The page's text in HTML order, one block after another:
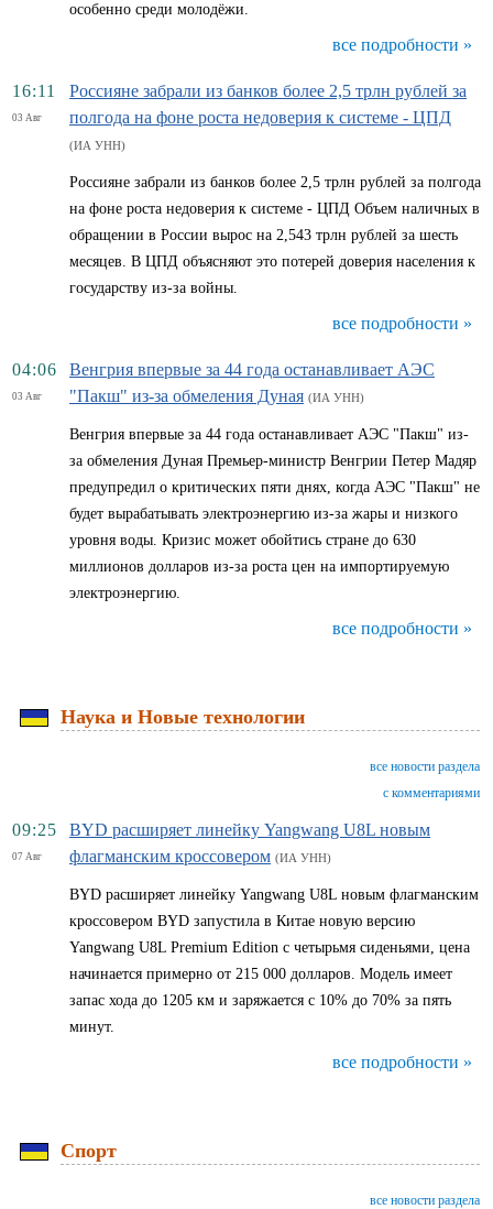
особенно среди молодёжи.
все подробности »
16:11
03 Авг
Россияне забрали из банков более 2,5 трлн рублей за
полгода на фоне роста недоверия к системе - ЦПД
(ИА УНН)
Россияне забрали из банков более 2,5 трлн рублей за полгода
на фоне роста недоверия к системе - ЦПД Объем наличных в
обращении в России вырос на 2,543 трлн рублей за шесть
месяцев. В ЦПД объясняют это потерей доверия населения к
государству из-за войны.
все подробности »
04:06
03 Авг
Венгрия впервые за 44 года останавливает АЭС
"Пакш" из-за обмеления Дуная (ИА УНН)
Венгрия впервые за 44 года останавливает АЭС "Пакш" из-
за обмеления Дуная Премьер-министр Венгрии Петер Мадяр
предупредил о критических пяти днях, когда АЭС "Пакш" не
будет вырабатывать электроэнергию из-за жары и низкого
уровня воды. Кризис может обойтись стране до 630
миллионов долларов из-за роста цен на импортируемую
электроэнергию.
все подробности »
Наука и Новые технологии
все новости раздела
с комментариями
09:25
07 Авг
BYD расширяет линейку Yangwang U8L новым
флагманским кроссовером (ИА УНН)
BYD расширяет линейку Yangwang U8L новым флагманским
кроссовером BYD запустила в Китае новую версию
Yangwang U8L Premium Edition с четырьмя сиденьями, цена
начинается примерно от 215 000 долларов. Модель имеет
запас хода до 1205 км и заряжается с 10% до 70% за пять
минут.
все подробности »
Спорт
все новости раздела